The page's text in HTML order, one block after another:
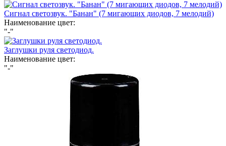
Сигнал светозвук. "Банан" (7 мигающих диодов, 7 мелодий)
Наименование цвет:
"-"
Заглушки руля светодиод.
Наименование цвет:
"-"